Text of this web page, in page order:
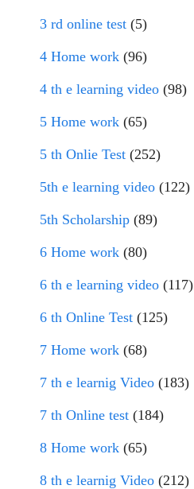
3 rd online test (5)
4 Home work (96)
4 th e learning video (98)
5 Home work (65)
5 th Onlie Test (252)
5th e learning video (122)
5th Scholarship (89)
6 Home work (80)
6 th e learning video (117)
6 th Online Test (125)
7 Home work (68)
7 th e learnig Video (183)
7 th Online test (184)
8 Home work (65)
8 th e learnig Video (212)